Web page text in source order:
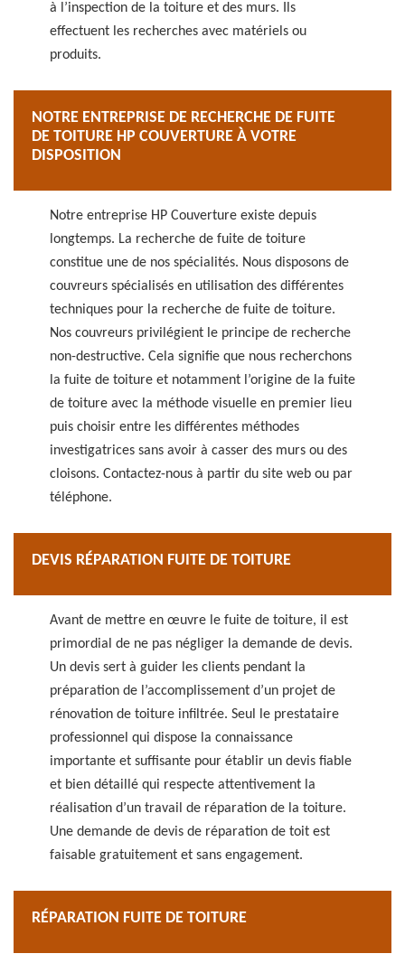
à l’inspection de la toiture et des murs. Ils
effectuent les recherches avec matériels ou
produits.
NOTRE ENTREPRISE DE RECHERCHE DE FUITE
DE TOITURE HP COUVERTURE À VOTRE
DISPOSITION
Notre entreprise HP Couverture existe depuis
longtemps. La recherche de fuite de toiture
constitue une de nos spécialités. Nous disposons de
couvreurs spécialisés en utilisation des différentes
techniques pour la recherche de fuite de toiture.
Nos couvreurs privilégient le principe de recherche
non-destructive. Cela signifie que nous recherchons
la fuite de toiture et notamment l’origine de la fuite
de toiture avec la méthode visuelle en premier lieu
puis choisir entre les différentes méthodes
investigatrices sans avoir à casser des murs ou des
cloisons. Contactez-nous à partir du site web ou par
téléphone.
DEVIS RÉPARATION FUITE DE TOITURE
Avant de mettre en œuvre le fuite de toiture, il est
primordial de ne pas négliger la demande de devis.
Un devis sert à guider les clients pendant la
préparation de l’accomplissement d’un projet de
rénovation de toiture infiltrée. Seul le prestataire
professionnel qui dispose la connaissance
importante et suffisante pour établir un devis fiable
et bien détaillé qui respecte attentivement la
réalisation d’un travail de réparation de la toiture.
Une demande de devis de réparation de toit est
faisable gratuitement et sans engagement.
RÉPARATION FUITE DE TOITURE